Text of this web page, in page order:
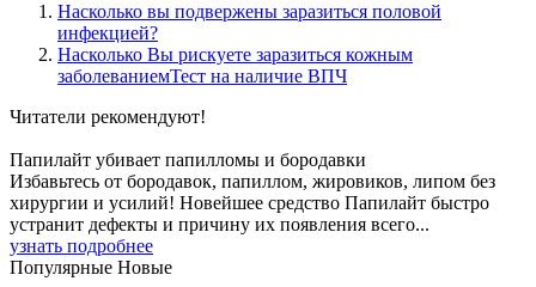
Насколько вы подвержены заразиться половой
инфекцией?
Насколько Вы рискуете заразиться кожным
заболеваниемТест на наличие ВПЧ
Читатели рекомендуют!
Папилайт убивает папилломы и бородавки
Избавьтесь от бородавок, папиллом, жировиков, липом без
хирургии и усилий! Новейшее средство Папилайт быстро
устранит дефекты и причину их появления всего...
узнать подробнее
Популярные Новые